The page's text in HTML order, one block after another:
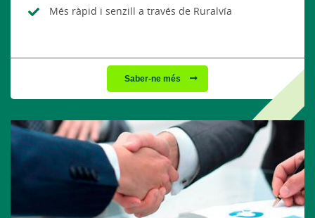
Més ràpid i senzill a través de Ruralvía
Saber-ne més